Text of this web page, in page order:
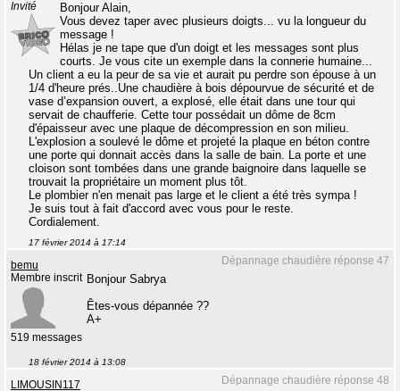
Invité
Bonjour Alain,
Vous devez taper avec plusieurs doigts... vu la longueur du
message !
Hélas je ne tape que d'un doigt et les messages sont plus
courts. Je vous cite un exemple dans la connerie humaine...
Un client a eu la peur de sa vie et aurait pu perdre son épouse à un
1/4 d'heure prés..Une chaudière à bois dépourvue de sécurité et de
vase d’expansion ouvert, a explosé, elle était dans une tour qui
servait de chaufferie. Cette tour possédait un dôme de 8cm
d'épaisseur avec une plaque de décompression en son milieu.
L'explosion a soulevé le dôme et projeté la plaque en béton contre
une porte qui donnait accès dans la salle de bain. La porte et une
cloison sont tombées dans une grande baignoire dans laquelle se
trouvait la propriétaire un moment plus tôt.
Le plombier n'en menait pas large et le client a été très sympa !
Je suis tout à fait d'accord avec vous pour le reste.
Cordialement.
17 février 2014 à 17:14
Dépannage chaudière réponse 47
bemu
Membre inscrit
519 messages
Bonjour Sabrya
Êtes-vous dépannée ??
A+
18 février 2014 à 13:08
Dépannage chaudière réponse 48
LIMOUSIN117